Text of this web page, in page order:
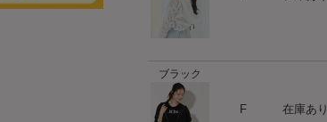
ブラック
F 在庫あり
ハート